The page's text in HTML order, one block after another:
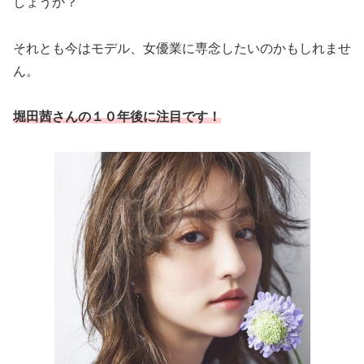
それとも今はモデル、女優業に専念したいのかもしれませ
ん。
堀田茜さんの１０年後に注目です！